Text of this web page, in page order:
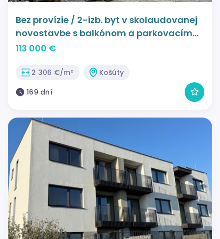
Bez provízie / 2-izb. byt v skolaudovanej
novostavbe s balkónom a parkovacím
miestom - Košúty
113 000 €
2 306 €/m²
Košúty
169 dní